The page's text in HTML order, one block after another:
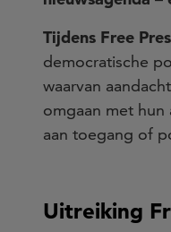
Tijdens Free
democratische
waarvan
omgaan met
aan toegang of
Uitreiking